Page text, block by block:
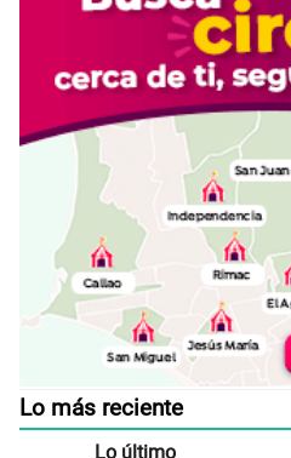
Lo más reciente
Lo último